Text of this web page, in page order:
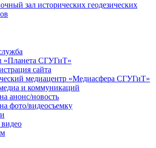
зал исторических геодезических
«Планета СГУГиТ»
сайта
медиацентр «Медиасфера СГУГиТ»
и коммуникаций
анонс/новость
фото/видеосъемку